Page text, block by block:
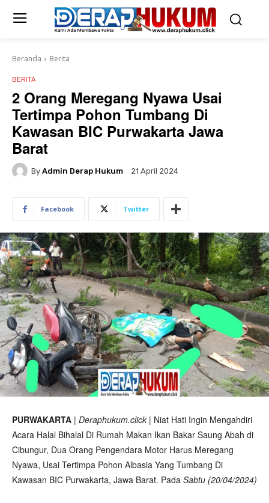
Beranda Berita
BERITA
2 Orang Meregang Nyawa Usai
Tertimpa Pohon Tumbang Di
Kawasan BIC Purwakarta Jawa
Barat
By Admin Derap Hukum 21 April 2024
Facebook Twitter
PURWAKARTA | Deraphukum.click | Niat Hati Ingin Mengahdiri
Acara Halal Bihalal Di Rumah Makan Ikan Bakar Saung Abah di
Cibungur, Dua Orang Pengendara Motor Harus Meregang
Nyawa, Usai Tertimpa Pohon Albasia Yang Tumbang Di
Kawasan BIC Purwakarta, Jawa Barat. Pada Sabtu (20/04/2024)